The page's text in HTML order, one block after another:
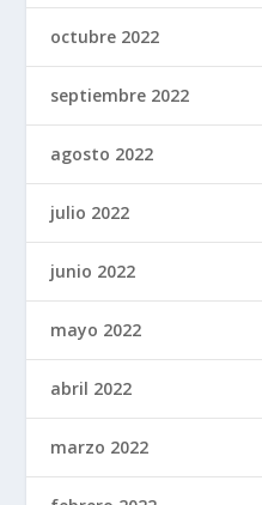
octubre 2022
septiembre 2022
agosto 2022
julio 2022
junio 2022
mayo 2022
abril 2022
marzo 2022